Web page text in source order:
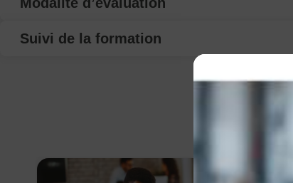
Suivi de la formation